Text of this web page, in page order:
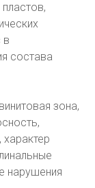
в
состава
зона,
нарушения